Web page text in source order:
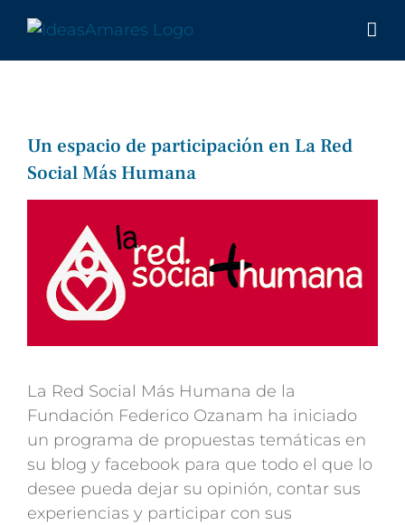
contenido
Un espacio de participación en La Red
Social Más Humana
La Red Social Más Humana de la
Fundación Federico Ozanam ha iniciado
un programa de propuestas temáticas en
su blog y facebook para que todo el que lo
desee pueda dejar su opinión, contar sus
experiencias y participar con sus